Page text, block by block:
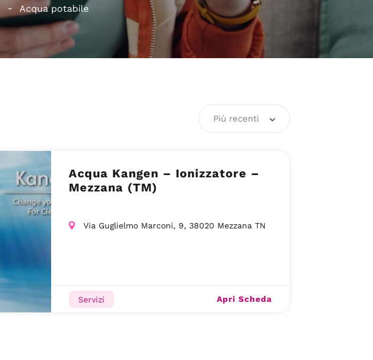
Acqua potabile
Più recenti
Acqua Kangen – Ionizzatore –
Mezzana (TM)
Via Guglielmo Marconi, 9, 38020 Mezzana TN
Servizi Apri Scheda